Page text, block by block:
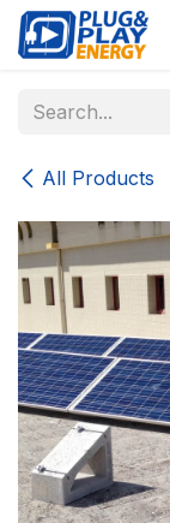
Skip to Content
All Products